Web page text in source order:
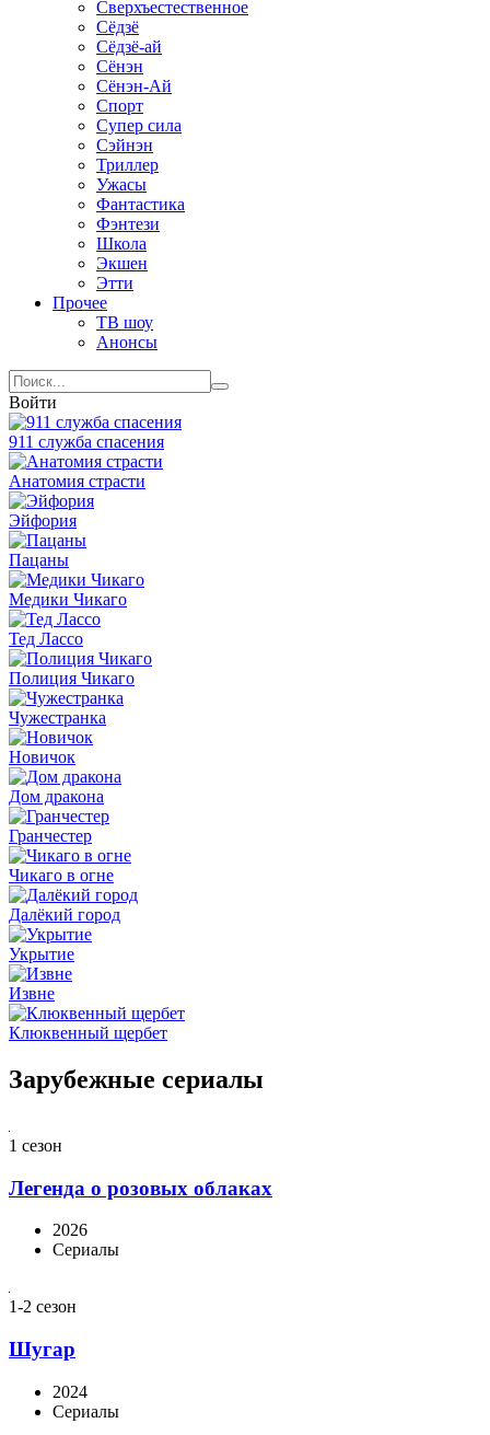
Сверхъестественное
Сёдзё
Сёдзё-ай
Сёнэн
Сёнэн-Ай
Спорт
Супер сила
Сэйнэн
Триллер
Ужасы
Фантастика
Фэнтези
Школа
Экшен
Этти
Прочее
ТВ шоу
Анонсы
Войти
911 служба спасения
Анатомия страсти
Эйфория
Пацаны
Медики Чикаго
Тед Лассо
Полиция Чикаго
Чужестранка
Новичок
Дом дракона
Гранчестер
Чикаго в огне
Далёкий город
Укрытие
Извне
Клюквенный щербет
Зарубежные сериалы
1 сезон
Легенда о розовых облаках
2026
Сериалы
1-2 сезон
Шугар
2024
Сериалы